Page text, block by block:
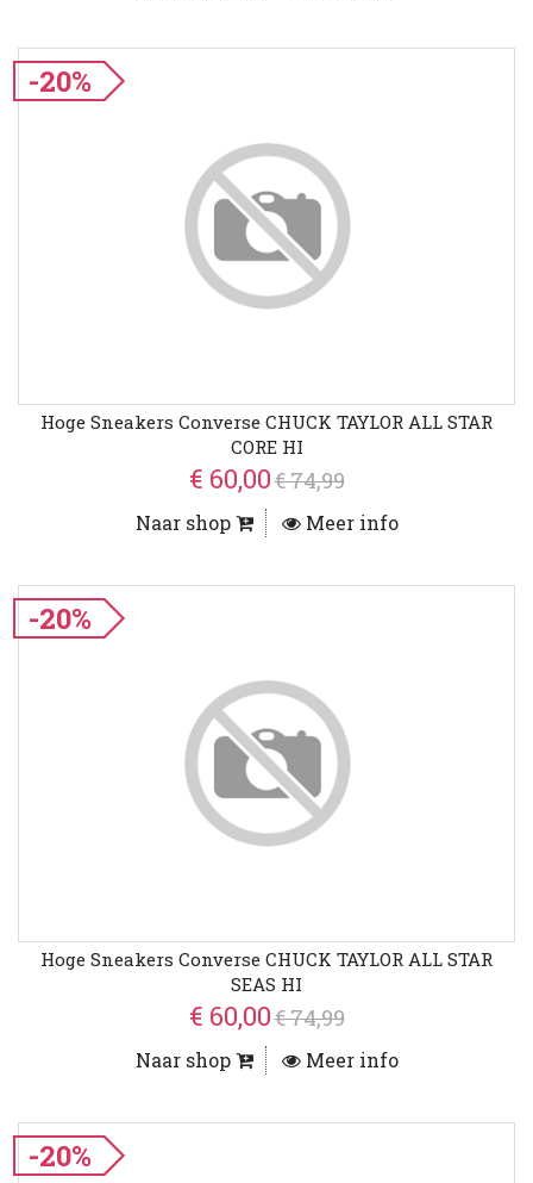
-20%
Hoge Sneakers Converse CHUCK TAYLOR ALL STAR
CORE HI
€ 60,00€ 74,99
Naar shop Meer info
-20%
Hoge Sneakers Converse CHUCK TAYLOR ALL STAR
SEAS HI
€ 60,00€ 74,99
Naar shop Meer info
-20%